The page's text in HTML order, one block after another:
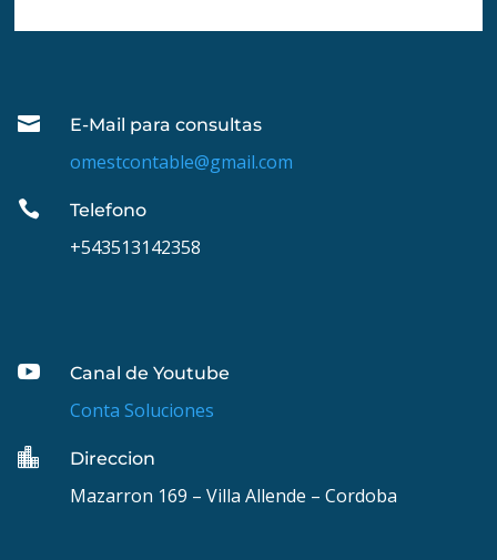
 E-Mail para consultas
omestcontable@gmail.com
 Telefono
+543513142358
 Canal de Youtube
Conta Soluciones
 Direccion
Mazarron 169 – Villa Allende – Cordoba